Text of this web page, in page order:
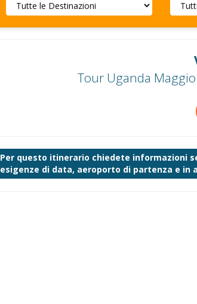
Tour Uganda
Per questo itinerario chiedete informazioni
esigenze di data, aeroporto di partenza e